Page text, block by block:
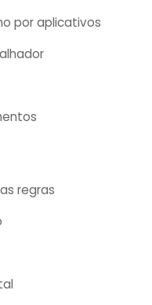
por aplicativos
regras